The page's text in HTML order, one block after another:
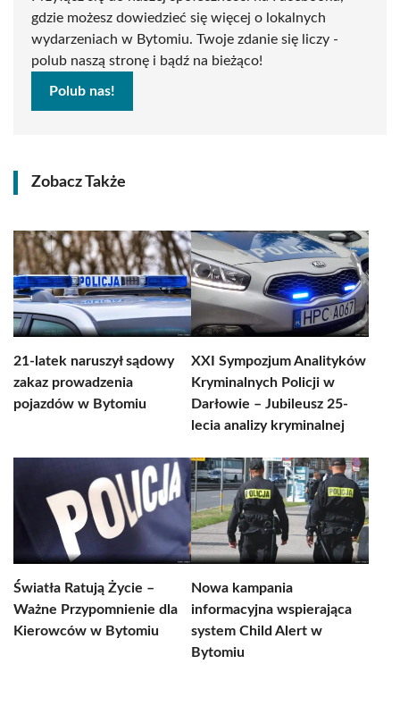
gdzie możesz dowiedzieć się więcej o lokalnych
wydarzeniach w Bytomiu. Twoje zdanie się liczy -
polub naszą stronę i bądź na bieżąco!
Polub nas!
Zobacz Także
21-latek naruszył sądowy
zakaz prowadzenia
pojazdów w Bytomiu
XXI Sympozjum Analityków
Kryminalnych Policji w
Darłowie – Jubileusz 25-
lecia analizy kryminalnej
Światła Ratują Życie –
Ważne Przypomnienie dla
Kierowców w Bytomiu
Nowa kampania
informacyjna wspierająca
system Child Alert w
Bytomiu